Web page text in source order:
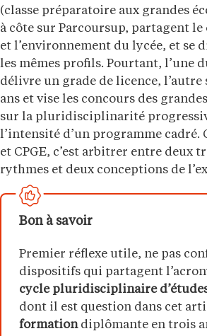
(classe préparatoire aux grandes
à côte sur Parcoursup, partagent
et l’environnement du lycée, et se
les mêmes profils. Pourtant, l’une
délivre un grade de licence, l’autre
ans et vise les concours des
sur la pluridisciplinarité
l’intensité d’un programme cadré.
et CPGE, c’est arbitrer entre deux
rythmes et deux conceptions de
Bon à savoir
Premier réflexe utile, ne pas
dispositifs qui partagent
cycle pluridisciplinaire
dont il est question dans cet
formationdiplômante en trois